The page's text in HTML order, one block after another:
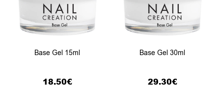
Base Gel 15ml
18.50€
Base Gel 30ml
29.30€